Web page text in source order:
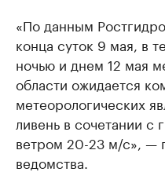
«По данным
конца суток 9 мая, в
ночью и днем 12 мая
области ожидается
метеорологических
ливень в сочетании с
ветром 20-23 м/с», —
ведомства.